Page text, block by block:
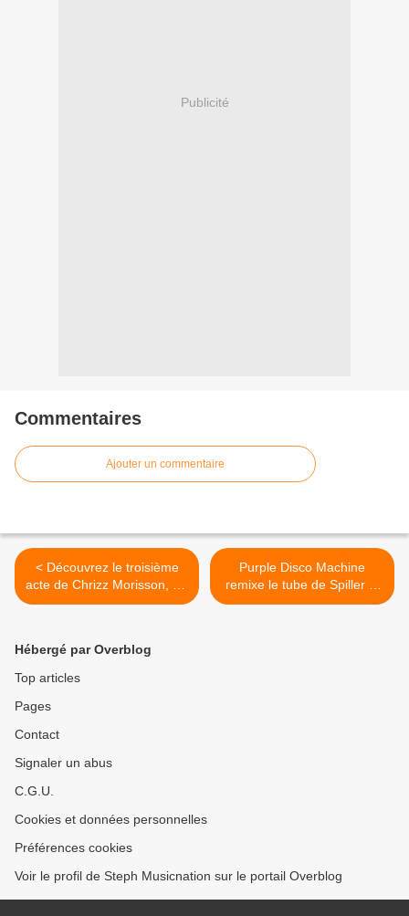
Publicité
Commentaires
Ajouter un commentaire
< Découvrez le troisième
acte de Chrizz Morisson, DJ
Esteban et Timi Kullai !
Purple Disco Machine
remixe le tube de Spiller et
c’est une bombe ! >
Hébergé par Overblog
Top articles
Pages
Contact
Signaler un abus
C.G.U.
Cookies et données personnelles
Préférences cookies
Voir le profil de Steph Musicnation sur le portail Overblog